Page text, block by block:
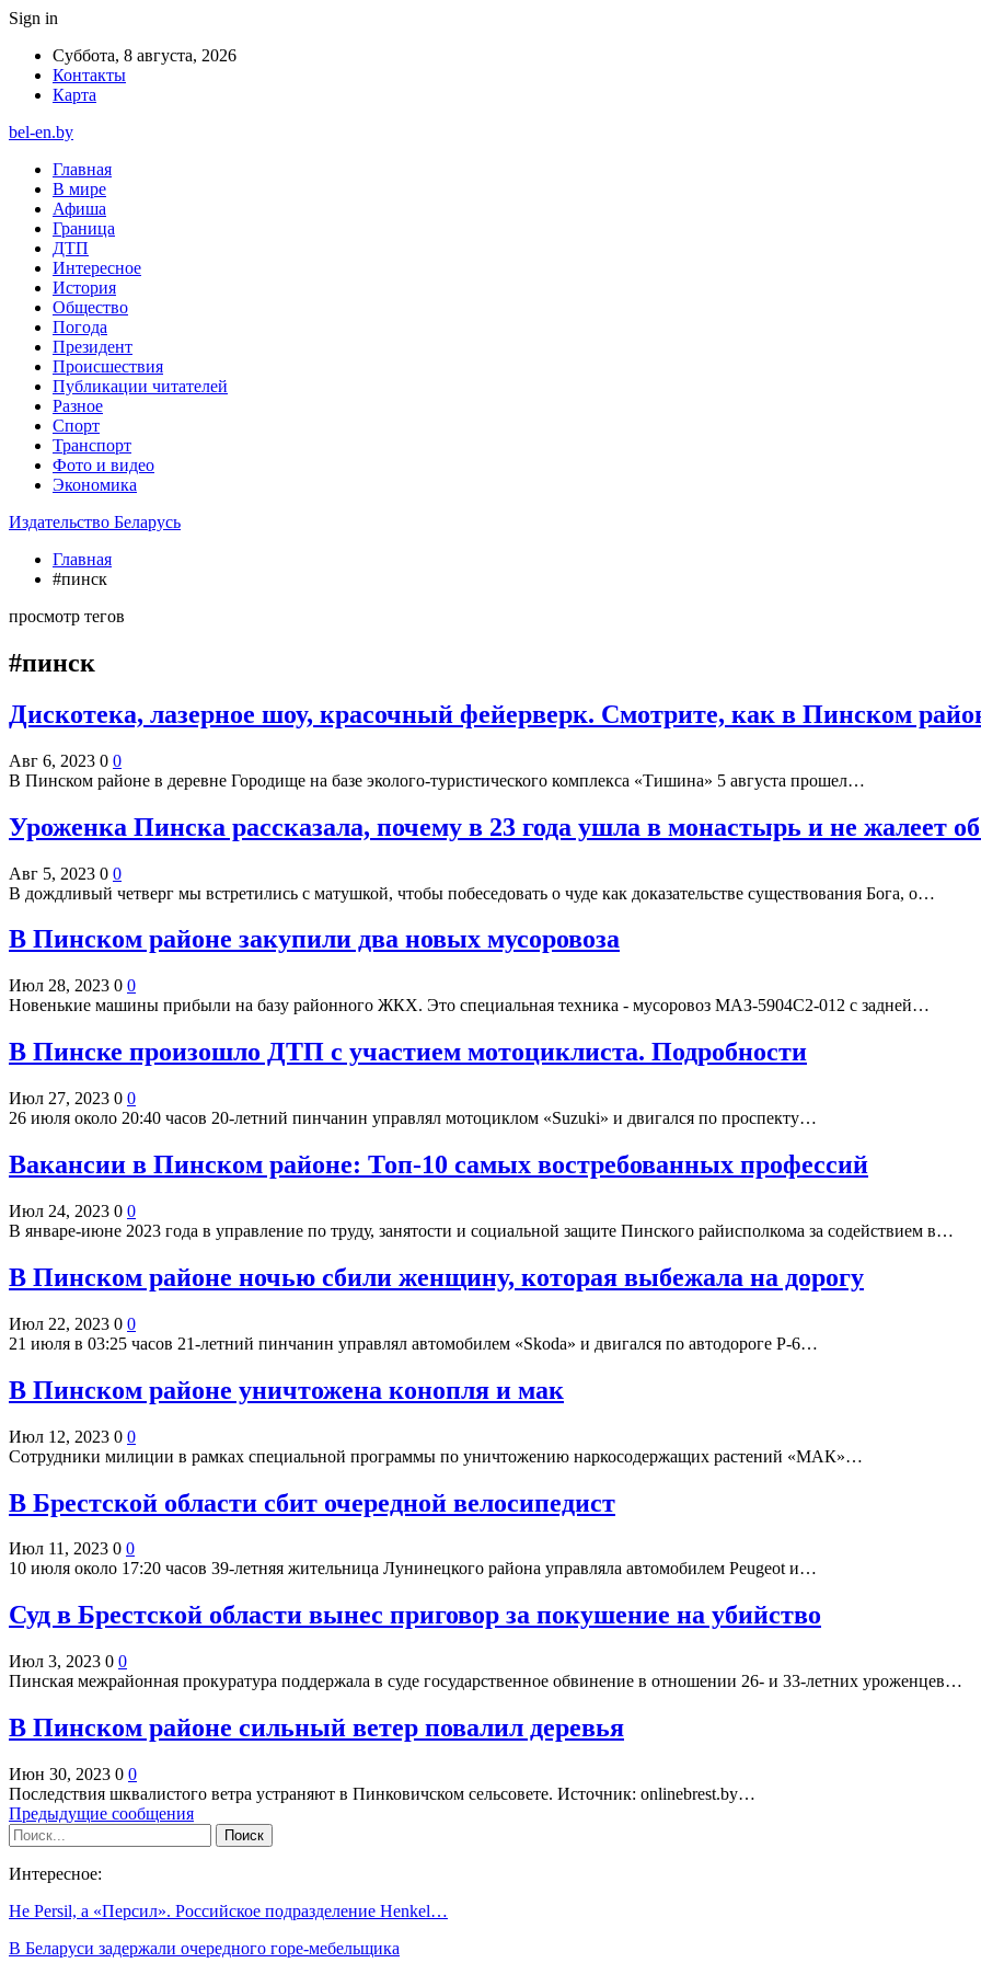
Sign in
Суббота, 8 августа, 2026
Контакты
Карта
bel-en.by
Главная
В мире
Афиша
Граница
ДТП
Интересное
История
Общество
Погода
Президент
Происшествия
Публикации читателей
Разное
Спорт
Транспорт
Фото и видео
Экономика
Издательство Беларусь
Главная
#пинск
просмотр тегов
#пинск
Дискотека, лазерное шоу, красочный фейерверк. Смотрите, как в Пинском
Авг 6, 2023 0 0
В Пинском районе в деревне Городище на базе эколого-туристического комплекса «Тишина» 5 августа прошел…
Уроженка Пинска рассказала, почему в 23 года ушла в монастырь и не жалеет
Авг 5, 2023 0 0
В дождливый четверг мы встретились с матушкой, чтобы побеседовать о чуде как доказательстве существования Бога, о…
В Пинском районе закупили два новых мусоровоза
Июл 28, 2023 0 0
Новенькие машины прибыли на базу районного ЖКХ. Это специальная техника - мусоровоз МАЗ-5904С2-012 с задней…
В Пинске произошло ДТП с участием мотоциклиста. Подробности
Июл 27, 2023 0 0
26 июля около 20:40 часов 20-летний пинчанин управлял мотоциклом «Suzuki» и двигался по проспекту…
Вакансии в Пинском районе: Топ-10 самых востребованных профессий
Июл 24, 2023 0 0
В январе-июне 2023 года в управление по труду, занятости и социальной защите Пинского райисполкома за содействием в…
В Пинском районе ночью сбили женщину, которая выбежала на дорогу
Июл 22, 2023 0 0
21 июля в 03:25 часов 21-летний пинчанин управлял автомобилем «Skoda» и двигался по автодороге Р-6…
В Пинском районе уничтожена конопля и мак
Июл 12, 2023 0 0
Сотрудники милиции в рамках специальной программы по уничтожению наркосодержащих растений «МАК»…
В Брестской области сбит очередной велосипедист
Июл 11, 2023 0 0
10 июля около 17:20 часов 39-летняя жительница Лунинецкого района управляла автомобилем Peugeot и…
Суд в Брестской области вынес приговор за покушение на убийство
Июл 3, 2023 0 0
Пинская межрайонная прокуратура поддержала в суде государственное обвинение в отношении 26- и 33-летних уроженцев…
В Пинском районе сильный ветер повалил деревья
Июн 30, 2023 0 0
Последствия шквалистого ветра устраняют в Пинковичском сельсовете. Источник: onlinebrest.by…
Предыдущие сообщения
Интересное:
Не Persil, а «Персил». Российское подразделение Henkel…
В Беларуси задержали очередного горе-мебельщика